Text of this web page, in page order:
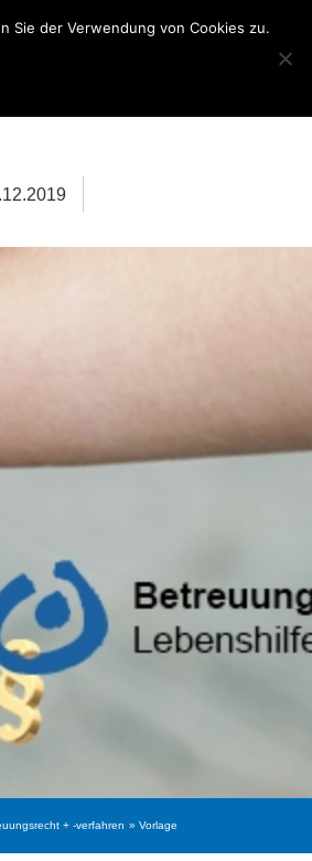
+ -verfahren Vorlage
Sie der Verwendung von Cookies zu.